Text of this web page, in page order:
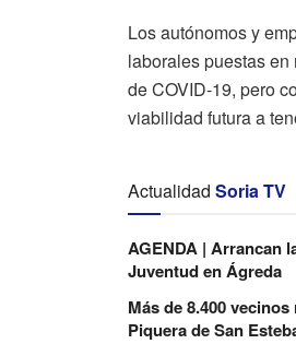
Los autónomos y
laborales puestas
de COVID-19, pero
viabilidad futura a
Actualidad Soria TV
AGENDA | Arrancan
Juventud en Ágreda
Más de 8.400
Piquera de San